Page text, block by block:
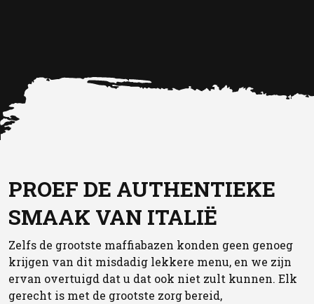
PROEF DE AUTHENTIEKE
SMAAK VAN ITALIË
Zelfs de grootste maffiabazen konden geen genoeg
krijgen van dit misdadig lekkere menu, en we zijn
ervan overtuigd dat u dat ook niet zult kunnen. Elk
gerecht is met de grootste zorg bereid,